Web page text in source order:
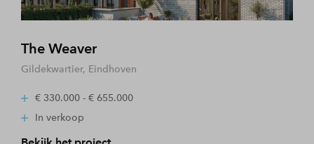
The Weaver
Gildekwartier, Eindhoven
€ 330.000 - € 655.000
In verkoop